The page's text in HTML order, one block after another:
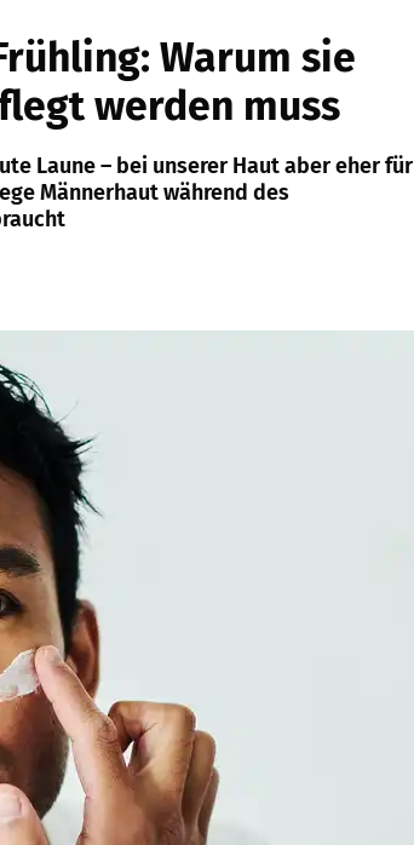
Warum sie
werden muss
Laune – bei unserer Haut aber eher für
Männerhaut während des